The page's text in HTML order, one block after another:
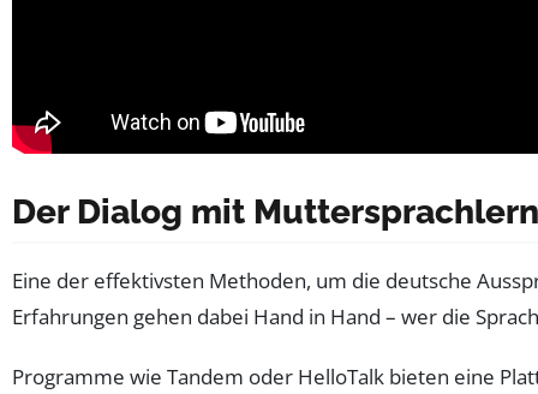
Der Dialog mit
Eine der effektivsten Methoden, um die deutsche
Erfahrungen gehen dabei Hand in Hand – wer die
Programme wie Tandem oder HelloTalk bieten eine